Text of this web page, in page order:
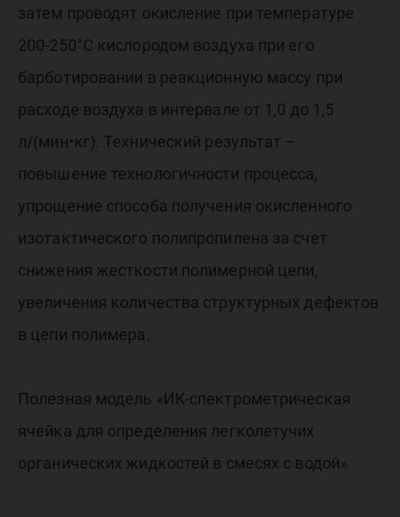
затем проводят окисление при температуре
200-250°С кислородом воздуха при его
барботировании в реакционную массу при
расходе воздуха в интервале от 1,0 до 1,5
л/(мин•кг). Технический результат –
повышение технологичности процесса,
упрощение способа получения окисленного
изотактического полипропилена за счет
снижения жесткости полимерной цепи,
увеличения количества структурных дефектов
в цепи полимера.
Полезная модель «ИК-спектрометрическая
ячейка для определения легколетучих
органических жидкостей в смесях с водой»